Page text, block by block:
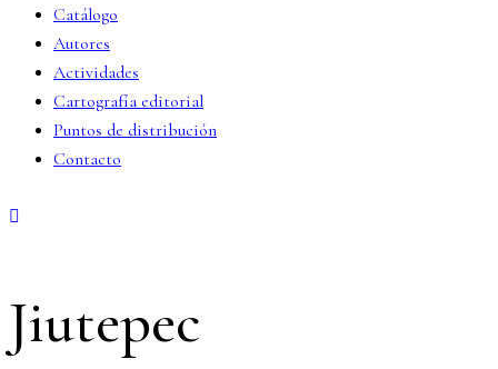
Catálogo
Autores
Actividades
Cartografía editorial
Puntos de distribución
Contacto
Jiutepec